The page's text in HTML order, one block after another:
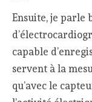
Ensuite, je parle
capable
servent à la
qu’avec le